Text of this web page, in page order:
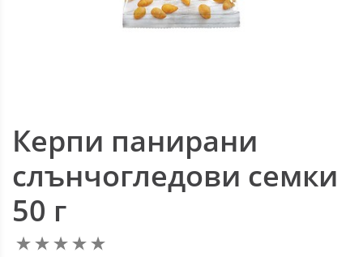
Керпи панирани
слънчогледови семки
50 г